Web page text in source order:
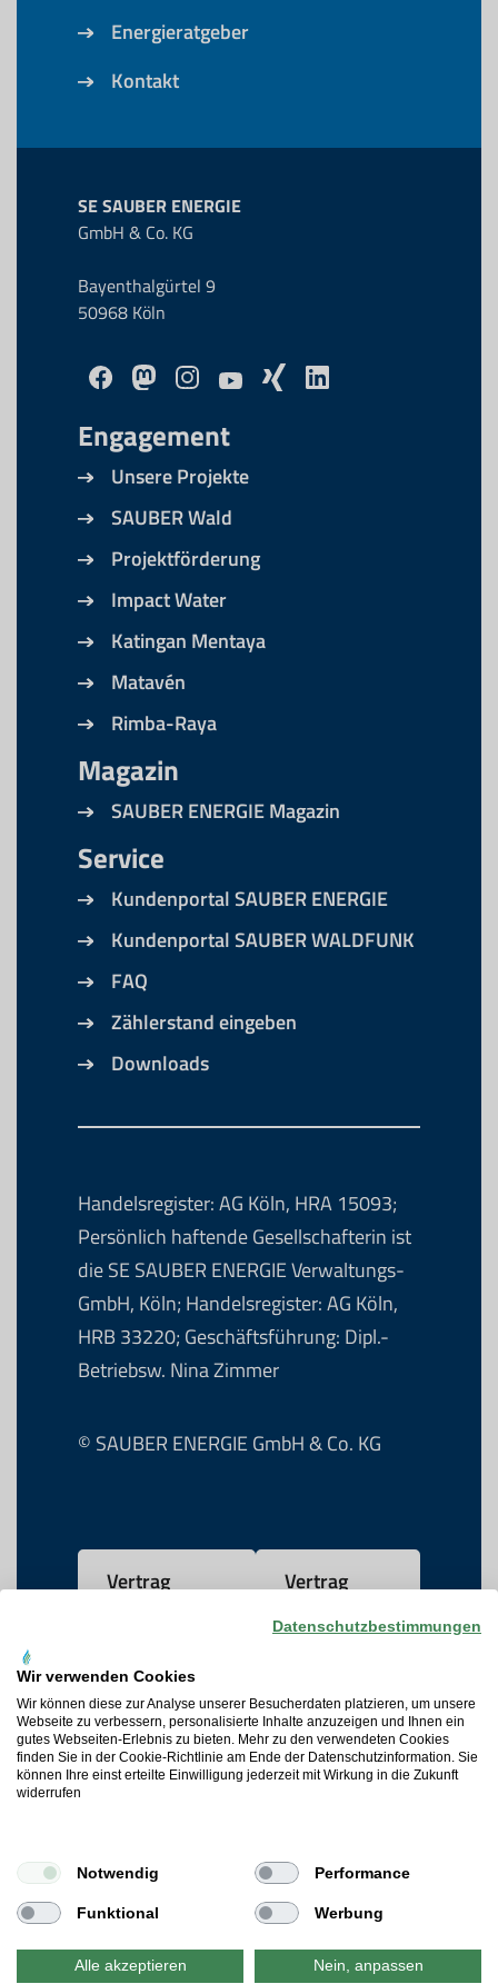
Energieratgeber
Kontakt
SE SAUBER ENERGIE
GmbH & Co. KG
Bayenthalgürtel 9
50968 Köln
Engagement
Unsere Projekte
SAUBER Wald
Projektförderung
Impact Water
Katingan Mentaya
Matavén
Rimba-Raya
Magazin
SAUBER ENERGIE Magazin
Service
Kundenportal SAUBER ENERGIE
Kundenportal SAUBER WALDFUNK
FAQ
Zählerstand eingeben
Downloads
Handelsregister: AG Köln, HRA 15093;
Persönlich haftende Gesellschafterin ist
die SE SAUBER ENERGIE Verwaltungs-
GmbH, Köln; Handelsregister: AG Köln,
HRB 33220; Geschäftsführung: Dipl.-
Betriebsw. Nina Zimmer
© SAUBER ENERGIE GmbH & Co. KG
Vertrag
Vertrag
kündigen
AGB
Datenschutz
Impressum
Datenschutzbestimmungen
Wir verwenden Cookies
Wir können diese zur Analyse unserer Besucherdaten platzieren, um unsere
Webseite zu verbessern, personalisierte Inhalte anzuzeigen und Ihnen ein
gutes Webseiten-Erlebnis zu bieten. Mehr zu den verwendeten Cookies
finden Sie in der Cookie-Richtlinie am Ende der Datenschutzinformation. Sie
können Ihre einst erteilte Einwilligung jederzeit mit Wirkung in die Zukunft
widerrufen
Notwendig Performance
Funktional Werbung
Alle akzeptieren Nein, anpassen